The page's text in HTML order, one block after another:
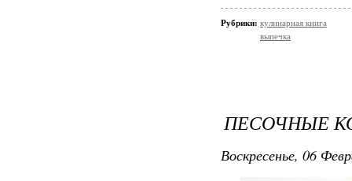
Рубрики: кулинарная книга
выпечка
ПЕСОЧНЫЕ
Воскресенье, 06